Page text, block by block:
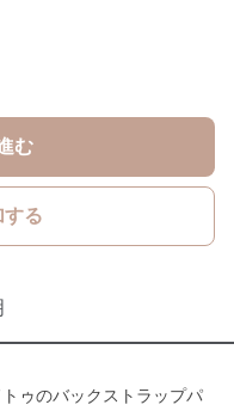
む
する
ゥのバックストラップパ